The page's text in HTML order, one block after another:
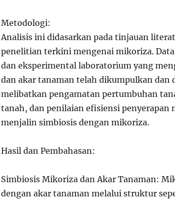
Metodologi:
Analisis ini didasarkan pada tinjauan
penelitian terkini mengenai mikoriza.
dan eksperimental laboratorium yang
dan akar tanaman telah dikumpulkan dan
melibatkan pengamatan pertumbuhan
tanah, dan penilaian efisiensi penyerapan
menjalin simbiosis dengan mikoriza.
Hasil dan Pembahasan:
Simbiosis Mikoriza dan Akar Tanaman:
dengan akar tanaman melalui struktur